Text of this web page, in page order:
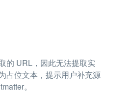
的 URL，因此无法提取实
占位文本，提示用户补充源
。